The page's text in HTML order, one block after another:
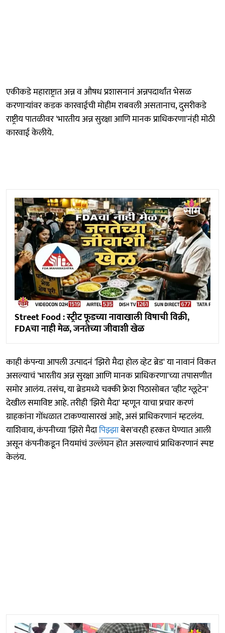
एकीकडे महाराष्ट्रात अन्न व औषध प्रशासनानं अन्नपदार्थांत भेसळ
करणाऱ्यांवर कडक कारवाईची मोहीम राबवली असतानाच, दुसरीकडे
राष्ट्रीय पातळीवर 'भारतीय अन्न सुरक्षा आणि मानक प्राधिकरणा'नंही मोठी
कारवाई केलीये.
Street Food : स्ट्रीट फूडच्या नावाखाली विषाची विक्री,
FDAचा नाही मेळ, जनतेच्या जीवाशी खेळ
काही कंपन्या आपली उत्पादनं 'झिरो मैदा होल व्हेट ब्रेड' या नावानं विकत
असल्याचं 'भारतीय अन्न सुरक्षा आणि मानक प्राधिकरणा'च्या तपासणीत
समोर आलंय. तसंच, या ब्रेडमध्ये चक्की फ्रेश पिठासोबत 'व्हीट ग्लूटेन'
देखील समाविष्ट आहे. तरीही 'झिरो मैदा' म्हणून याचा प्रचार करणं
ग्राहकांना गोंधळात टाकण्यासारखं आहे, असं प्राधिकरणानं म्हटलंय.
याशिवाय, कंपनीच्या 'झिरो मैदापिझ्झाबेस'वरही हरकत घेण्यात आली
असून कंपनीकडून नियमांचं उल्लंघन होत असल्याचं प्राधिकरणानं स्पष्ट
केलंय.